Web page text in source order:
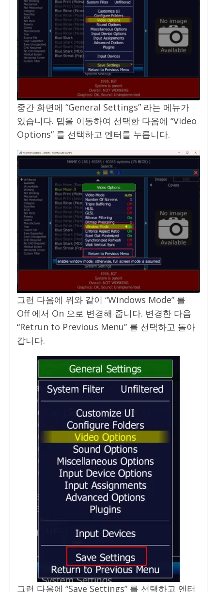
중간 화면에 “General Settings” 라는 메뉴가
있습니다. 탭을 이동하여 선택한 다음에 “Video
Options” 를 선택하고 엔터를 누릅니다.
그런 다음에 위와 같이 “Windows Mode” 를
Off 에서 On 으로 변경해 줍니다. 변경한 다음
“Retrun to Previous Menu” 를 선택하고 돌아
갑니다.
그런 다음에 “Save Settings” 를 선택하고 엔터